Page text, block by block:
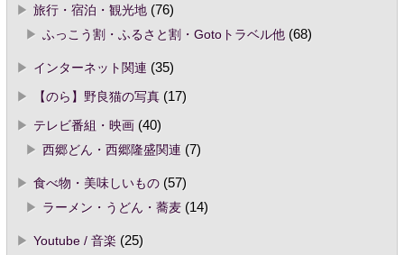
旅行・宿泊・観光地(76)
ふっこう割・ふるさと割・Gotoトラベル他(68)
インターネット関連 (35)
【のら】野良猫の写真(17)
テレビ番組・映画(40)
西郷どん・西郷隆盛関連 (7)
食べ物・美味しいもの(57)
ラーメン・うどん・蕎麦(14)
Youtube / 音楽 (25)